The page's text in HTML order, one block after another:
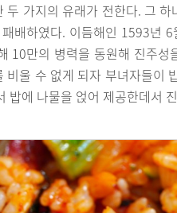
두 가지의 유래가 전한다. 그
배하였다. 이듬해인 1593년
10만의 병력을 동원해 진주
비울 수 없게 되자 부녀자들이
밥에 나물을 얹어 제공한데서